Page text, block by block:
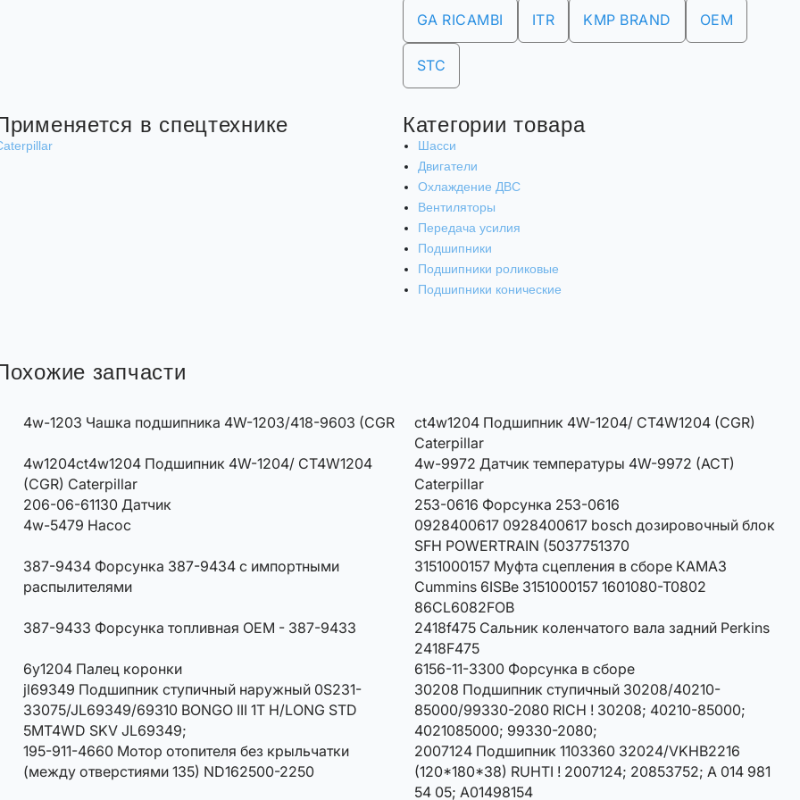
GA RICAMBI ITR KMP BRAND OEM
STC
в спецтехнике Категории товара
Шасси
Двигатели
Охлаждение ДВС
Вентиляторы
Передача усилия
Подшипники
Подшипники роликовые
Подшипники конические
запчасти
4w-1203 Чашка подшипника 4W-1203/418-9603 (CGR
ct4w1204 Подшипник 4W-1204/ CT4W1204 (CGR)
Caterpillar
4w1204ct4w1204 Подшипник 4W-1204/ CT4W1204
(CGR) Caterpillar
4w-9972 Датчик температуры 4W-9972 (ACT)
Caterpillar
206-06-61130 Датчик
253-0616 Форсунка 253-0616
4w-5479 Насос
0928400617 0928400617 bosch дозировочный блок
SFH POWERTRAIN (5037751370
387-9434 Форсунка 387-9434 с импортными
распылителями
3151000157 Муфта сцепления в сборе КАМАЗ
Cummins 6ISBe 3151000157 1601080-T0802
86CL6082FOB
387-9433 Форсунка топливная OEM - 387-9433
2418f475 Сальник коленчатого вала задний Perkins
2418F475
6y1204 Палец коронки
6156-11-3300 Форсунка в сборе
jl69349 Подшипник ступичный наружный 0S231-
33075/JL69349/69310 BONGO III 1T H/LONG STD
5MT4WD SKV JL69349;
30208 Подшипник ступичный 30208/40210-
85000/99330-2080 RICH ! 30208; 40210-85000;
4021085000; 99330-2080;
195-911-4660 Мотор отопителя без крыльчатки
(между отверстиями 135) ND162500-2250
2007124 Подшипник 1103360 32024/VKHB2216
(120*180*38) RUHTI ! 2007124; 20853752; A 014 981
54 05; A01498154